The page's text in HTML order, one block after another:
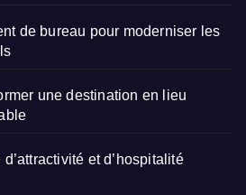
de bureau pour moderniser les
une destination en lieu
et d’hospitalité